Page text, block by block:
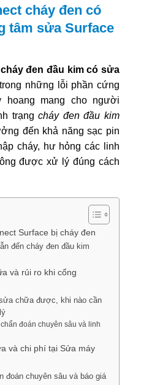
cháy đen có
tâm sửa Surface
đen đầu kim có sửa
những lỗi phần cứng
hoang mang cho người
trạngcháy đen đầu kim
đến khả năng sạc pin
cháy, hư hỏng các linh
được xử lý đúng cách
Surface bị cháy đen
đến cháy đen đầu kim
và rủi ro khi cổng
chữa được, khi nào cần
đoán chuyên sâu và linh
và chi phí tại Sửa máy
đoán chuyên sâu và báo giá